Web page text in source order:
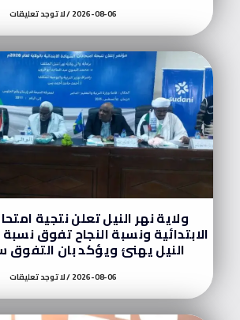
2026-08-06 لا توجد تعليقات
ولاية نهر النيل تعلن نتجية
النيل يهنئ ويؤكد بان التفوق
2026-08-06 لا توجد تعليقات